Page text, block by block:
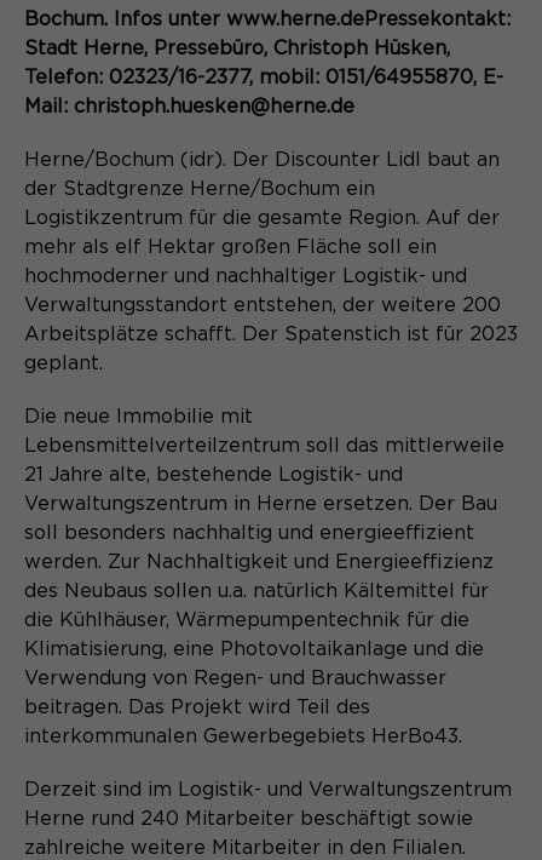
unerlässlich, damit Ihr Besuch auf der
Website angenehm und flüssig wird:
Sie ermöglichen es der Website, Sie
offen zu halten. Es speichert bei
einem Benutzer-Login für einen
geschlossenen Bereich die Benutzer-
ID als verschlüsselten Wert (sog.
"hash-Wert") zum entsprechenden
Datenbankeintrag des Nutzers.
Name PHPSESSID
Anbieter Session-Cookies
Laufzeit
Schließen des Browsers wieder
gelöscht.
Zweck
PHPs Standard Sitzungs- Identifikation
(Formulare).
Anbieter TYPO3
Name _pk_id*
Anbieter Matomo
Zweck
Dient zur anonymen
Wiedererkennung eines Besuchers.
Anbieter
Laufzeit 30 Minuten
Speichert vorübergehend Daten der
aktuellen Sitzung.
Name _pk_ref.*
Anbieter Matomo
Laufzeit 6 Monate
Cookie-Informationen
Aktivierung Mehrsprachigkeit
Übersetzung der Website-Inhalte durch GTranslate.
Anbieter GTranslate Inc.
Laufzeit 1 Jahr
Übersetzung der Website.
Bochum. Infos unter www.herne.dePressekontakt:
Stadt Herne, Pressebüro, Christoph Hüsken,
Telefon: 02323/16-2377, mobil: 0151/64955870, E-
Mail: christoph.huesken@herne.de
Herne/Bochum (idr). Der Discounter Lidl baut an
der Stadtgrenze Herne/Bochum ein
Logistikzentrum für die gesamte Region. Auf der
mehr als elf Hektar großen Fläche soll ein
hochmoderner und nachhaltiger Logistik- und
Verwaltungsstandort entstehen, der weitere 200
Arbeitsplätze schafft. Der Spatenstich ist für 2023
geplant.
Die neue Immobilie mit
Lebensmittelverteilzentrum soll das mittlerweile
21 Jahre alte, bestehende Logistik- und
Verwaltungszentrum in Herne ersetzen. Der Bau
soll besonders nachhaltig und energieeffizient
werden. Zur Nachhaltigkeit und Energieeffizienz
des Neubaus sollen u.a. natürlich Kältemittel für
die Kühlhäuser, Wärmepumpentechnik für die
Klimatisierung, eine Photovoltaikanlage und die
Verwendung von Regen- und Brauchwasser
beitragen. Das Projekt wird Teil des
interkommunalen Gewerbegebiets HerBo43.
Derzeit sind im Logistik- und Verwaltungszentrum
Herne rund 240 Mitarbeiter beschäftigt sowie
zahlreiche weitere Mitarbeiter in den Filialen.